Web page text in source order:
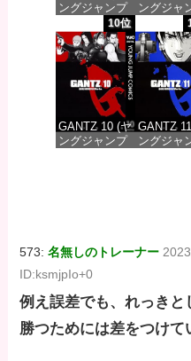
ングジャンプ
コミックス
DIGITAL)
価格：¥100
ングジャ
コミック
DIGITAL)
価格：
10位
GANTZ 10 (ヤ
ングジャンプ
GANTZ
ングジャ
573:名無しのトレーナー
ID:ksmjpIo+0
例え誤差でも、れっきと
勝つためには差をつけて